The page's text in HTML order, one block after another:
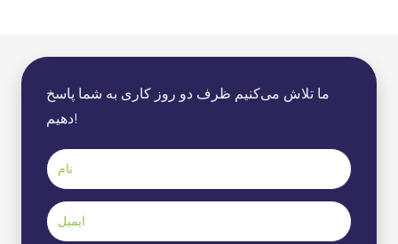
ما تلاش می‌کنیم ظرف دو روز کاری به شما پاسخ
دهیم!